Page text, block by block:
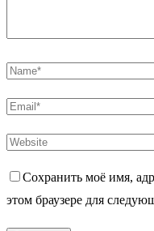
Сохранить моё имя,
этом браузере для